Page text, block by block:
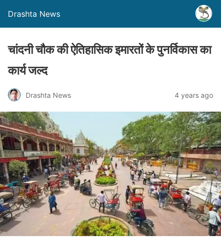
Drashta News
चांदनी चौक की ऐतिहासिक इमारतों के पुनर्विकास का
कार्य जल्द
Drashta News 4 years ago